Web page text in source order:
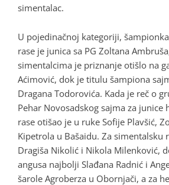
simentalac.
U pojedinačnoj kategoriji,
rase je junica sa PG Zoltana
simentalcima je priznanje otišlo na
Aćimović, dok je titulu šampiona
Dragana Todorovića. Kada je reč o
Pehar Novosadskog sajma za junice
rase otišao je u ruke Sofije Plavšić,
Kipetrola u Bašaidu. Za simentalsku
Dragiša Nikolić i Nikola Milenković,
angusa najbolji Slađana Radnić i
šarole Agroberza u Obornjači, a za